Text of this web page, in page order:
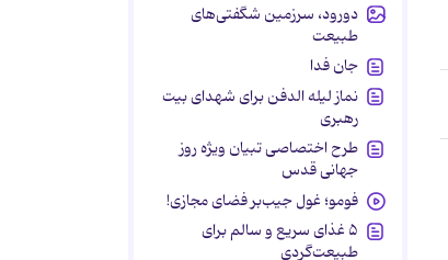
دورود، سرزمین شگفتی‌های
طبیعت
جان فدا
نماز لیله الدفن برای شهدای بیت
رهبری
طرح اختصاصی تبیان ویژه روز
جهانی قدس
فومو؛ غول جیب‌بر فضای مجازی!
۵ غذای سریع و سالم برای
طبیعت‌گردی